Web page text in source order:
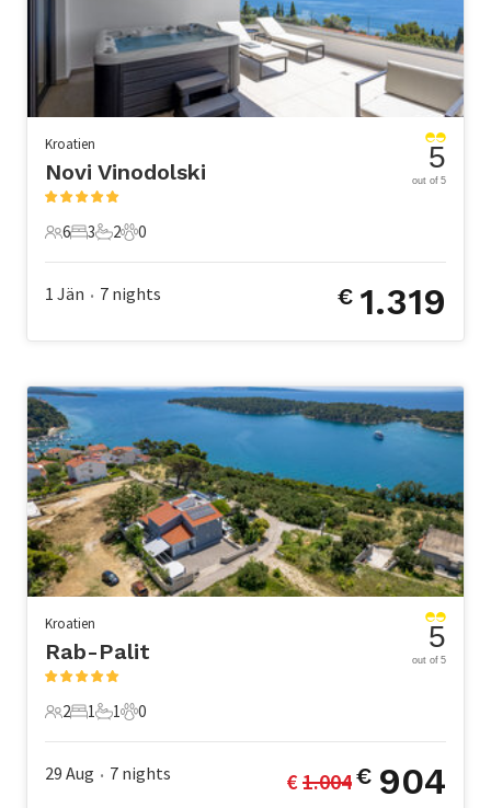
Kroatien
Novi Vinodolski
6 Gäste
6
3 Schlafzimmer
3
2 Badezimmer
2
0 Haustiere
0
5
out of 5
1 Jän • 7 nights € 1.319
Kroatien
Rab-Palit
2 Gäste
2
1 Schlafzimmer
1
1 Badezimmer
1
0 Haustiere
0
5
out of 5
29 Aug • 7 nights € 1.004€ 904